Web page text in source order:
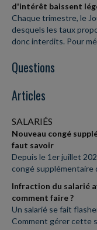
d'intérêt baissent
Chaque trimestre, le
desquels les taux
donc interdits. Pour
Questions
Articles
SALARIÉS
Nouveau congé
faut savoir
Depuis le 1er juillet
congé supplémentaire
Infraction du salarié
comment faire ?
Un salarié se fait
Comment gérer cette